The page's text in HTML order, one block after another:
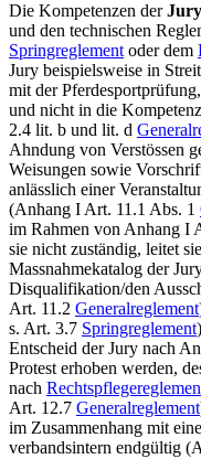
Die Kompetenzen derJury
und den technischen
Springreglement oder dem
Jury beispielsweise in
mit der
und nicht in die
2.4 lit. b und lit. d
Ahndung von Verstössen
Weisungen sowie
anlässlich einer
(Anhang I Art. 11.1 Abs. 1
im Rahmen von Anhang I
sie nicht zuständig, leitet
Massnahmekatalog der
Disqualifikation/den
Art. 11.2 Generalreglement
s. Art. 3.7 Springreglement
Entscheid der Jury nach
Protest erhoben werden,
nach
Art. 12.7 Generalreglement
im Zusammenhang mit
verbandsintern endgültig